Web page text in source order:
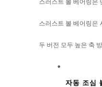
스러스트 볼 베어링은
두 버전 모두 높은 축
자동 조심